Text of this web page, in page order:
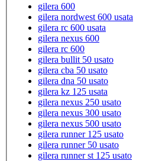
gilera 600
gilera nordwest 600 usata
gilera rc 600 usata
gilera nexus 600
gilera rc 600
gilera bullit 50 usato
gilera cba 50 usato
gilera dna 50 usato
gilera kz 125 usata
gilera nexus 250 usato
gilera nexus 300 usato
gilera nexus 500 usato
gilera runner 125 usato
gilera runner 50 usato
gilera runner st 125 usato